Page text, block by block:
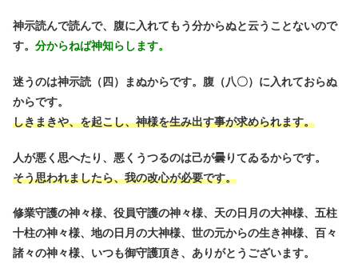
神示読んで読んで、腹に入れてもう分からぬと云うことないので
す。 分からねば神知らします。
迷うのは神示読（四）まぬからです。腹（八〇）に入れておらぬ
からです。
しきまきや、を起こし、神様を生み出す事が求められます。
人が悪く思へたり、悪くうつるのは己が曇りてゐるからです。
そう思われましたら、我の改心が必要です。
修業守護の神々様、役員守護の神々様、天の日月の大神様、五柱
十柱の神々様、地の日月の大神様、世の元からの生き神様、百々
諸々の神々様、いつも御守護頂き、ありがとうございます。